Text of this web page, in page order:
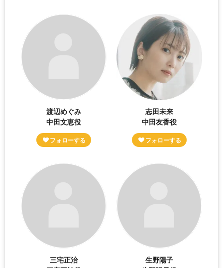
渡辺めぐみ
中田文恵役
志田未来
中田友香役
三宅正治
生野陽子